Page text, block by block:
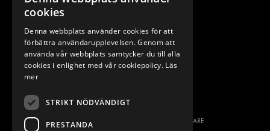
FORD
HYUNDAI
IVECO
MAN
MAXUS
MERCEDES
NISSAN
OPEL
NYHETER
KONTAKT
KONTAKTA OSS
BLI ÅTERFÖRSÄLJARE
cookies
Denna webbplats använder cookies för att
förbättra användarupplevelsen. Genom att
använda vår webbplats samtycker du till alla
cookies i enlighet med vår cookiepolicy. Läs
mer
STRIKT NÖDVÄNDIGT
PRESTANDA